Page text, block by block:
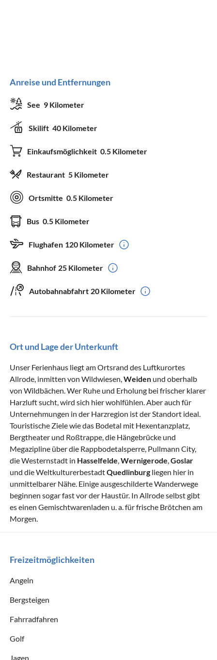
Anreise und Entfernungen
See 9 Kilometer
Skilift 40 Kilometer
Einkaufsmöglichkeit 0.5 Kilometer
Restaurant 5 Kilometer
Ortsmitte 0.5 Kilometer
Bus 0.5 Kilometer
Flughafen 120 Kilometer
Bahnhof 25 Kilometer
Autobahnabfahrt 20 Kilometer
Ort und Lage der Unterkunft
Unser Ferienhaus liegt am Ortsrand des Luftkurortes
Allrode, inmitten von Wildwiesen, Weiden und oberhalb
von Wildbächen. Wer Ruhe und Erholung bei frischer klarer
Harzluft sucht, wird sich hier wohlfühlen. Aber auch für
Unternehmungen in der Harzregion ist der Standort ideal.
Touristische Ziele wie das Bodetal mit Hexentanzplatz,
Bergtheater und Roßtrappe, die Hängebrücke und
Megazipline über die Rappbodetalsperre, Pullmann City,
die Westernstadt in Hasselfelde Wernigerode Goslar
und die WeltkulturerbestadtQuedlinburg liegen hier in
unmittelbarer Nähe. Einige ausgeschilderte Wanderwege
beginnen sogar fast vor der Haustür. In Allrode selbst gibt
es einen Gemischtwarenladen u. a. für frische Brötchen am
Morgen.
Freizeitmöglichkeiten
Angeln
Bergsteigen
Fahrradfahren
Golf
Jagen